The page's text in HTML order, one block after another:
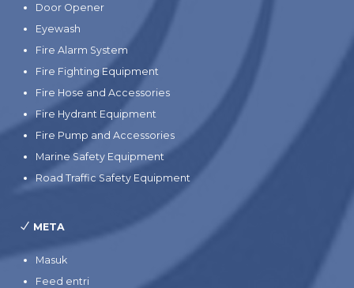
Door Opener
Eyewash
Fire Alarm System
Fire Fighting Equipment
Fire Hose and Accessories
Fire Hydrant Equipment
Fire Pump and Accessories
Marine Safety Equipment
Road Traffic Safety Equipment
META
Masuk
Feed entri